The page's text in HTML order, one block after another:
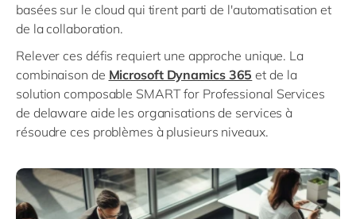
basées sur le cloud qui tirent parti de l'automatisation et
de la collaboration.
Relever ces défis requiert une approche unique. La
combinaison de Microsoft Dynamics 365 et de la
solution composable SMART for Professional Services
de delaware aide les organisations de services à
résoudre ces problèmes à plusieurs niveaux.